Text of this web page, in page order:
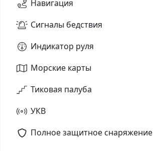
Навигация
Сигналы бедствия
Индикатор руля
Морские карты
Тиковая палуба
УКВ
Полное защитное снаряжение